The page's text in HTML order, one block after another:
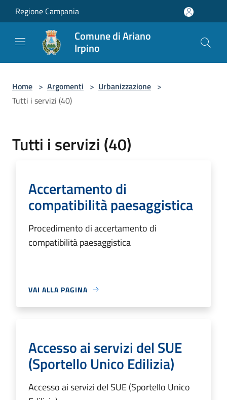
Salta al contenuto principale
Regione Campania
Comune di Ariano
Irpino
Home > Argomenti > Urbanizzazione >
Tutti i servizi (40)
Tutti i servizi (40)
Accertamento di
compatibilità paesaggistica
Procedimento di accertamento di
compatibilità paesaggistica
VAI ALLA PAGINA
Accesso ai servizi del SUE
(Sportello Unico Edilizia)
Accesso ai servizi del SUE (Sportello Unico